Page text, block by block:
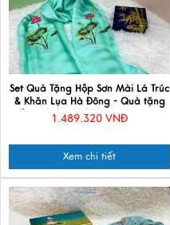
Set Quà Tặng Hộp Sơn Mài Lá Trúc
& Khăn Lụa Hà Đông - Quà tặng
Đối tác/ Khách du lịch - Quà tặng
1.489.320 VNĐ
Xem chi tiết